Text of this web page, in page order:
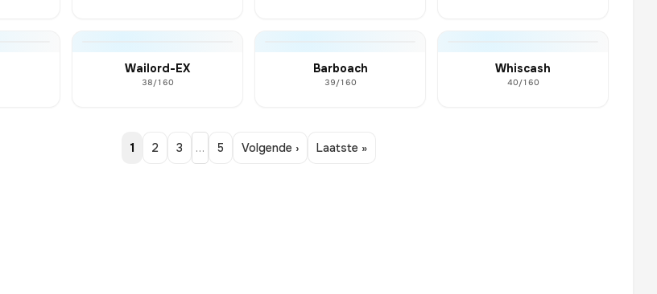
Wailord-EX
38/160
Barboach
39/160
Whiscash
40/160
1 2 3 … 5 Volgende › Laatste »